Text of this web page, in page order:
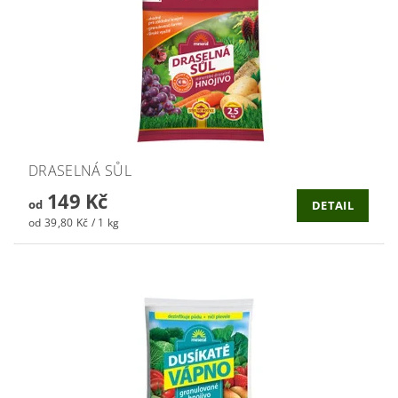
DRASELNÁ SŮL
od149 Kč
od 39,80 Kč / 1 kg
DETAIL